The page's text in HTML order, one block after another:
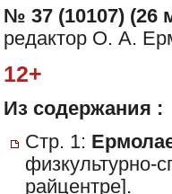
№ 37 (10107) (26
редактор О. А.
12+
Из содержания :
Стр. 1:
физкультурно-
райцентре].